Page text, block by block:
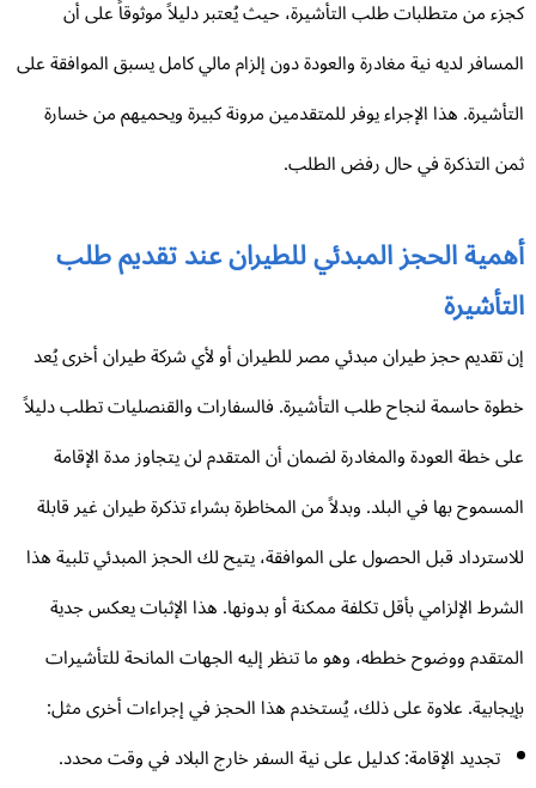
من متطلبات طلب التأشيرة، حيث يُعتبر دليلاً موثوقاً على أن
لديه نية مغادرة والعودة دون إلزام مالي كامل يسبق الموافقة على
هذا الإجراء يوفر للمتقدمين مرونة كبيرة ويحميهم من خسارة
التذكرة في حال رفض الطلب.
الحجز المبدئي للطيران عند تقديم طلب
تقديم حجز طيران مبدئي مصر للطيران أو لأي شركة طيران أخرى يُعد
حاسمة لنجاح طلب التأشيرة. فالسفارات والقنصليات تطلب دليلاً
خطة العودة والمغادرة لضمان أن المتقدم لن يتجاوز مدة الإقامة
بها في البلد. وبدلاً من المخاطرة بشراء تذكرة طيران غير قابلة
قبل الحصول على الموافقة، يتيح لك الحجز المبدئي تلبية هذا
الإلزامي بأقل تكلفة ممكنة أو بدونها. هذا الإثبات يعكس جدية
ووضوح خططه، وهو ما تنظر إليه الجهات المانحة للتأشيرات
علاوة على ذلك، يُستخدم هذا الحجز في إجراءات أخرى مثل:
تجديد الإقامة: كدليل على نية السفر خارج البلاد في وقت محدد.